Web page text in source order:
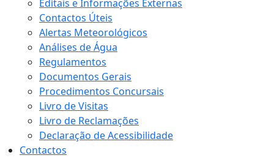
Editais e Informações Externas
Contactos Úteis
Alertas Meteorológicos
Análises de Água
Regulamentos
Documentos Gerais
Procedimentos Concursais
Livro de Visitas
Livro de Reclamações
Declaração de Acessibilidade
Contactos